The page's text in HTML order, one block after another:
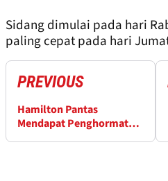
Sidang dimulai pada hari
paling cepat pada hari
PREVIOUS
Hamilton Pantas
Mendapat Penghormatan